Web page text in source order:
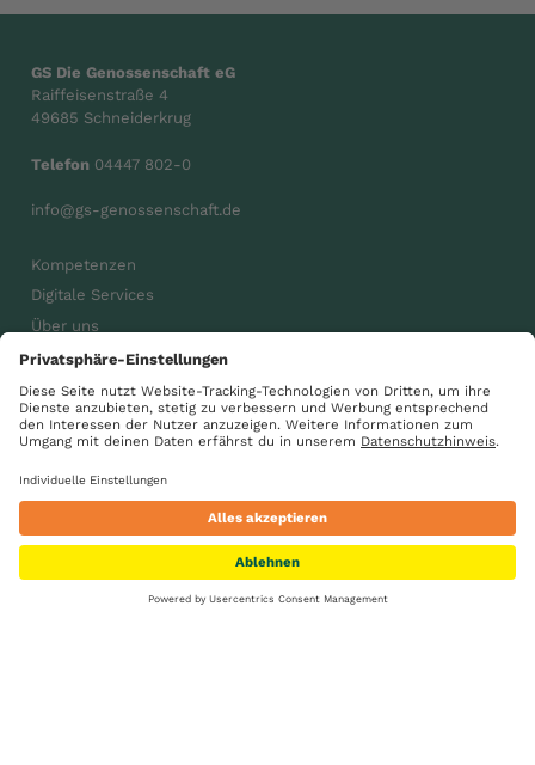
GS Die Genossenschaft eG
Raiffeisenstraße 4
49685 Schneiderkrug
Telefon 04447 802-0
info@gs-genossenschaft.de
Kompetenzen
Digitale Services
Über uns
Karriere
Aktuelles
gsdiegenossenschaft
GS Gemeinsam wachsen
Standorte Kontakt